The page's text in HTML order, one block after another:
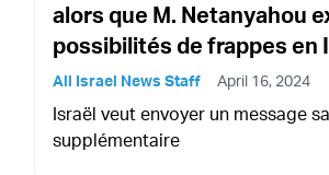
alors que M. Netanyahou
possibilités de frappes en
All Israel News Staff April 16, 2024
Israël veut envoyer un message
supplémentaire